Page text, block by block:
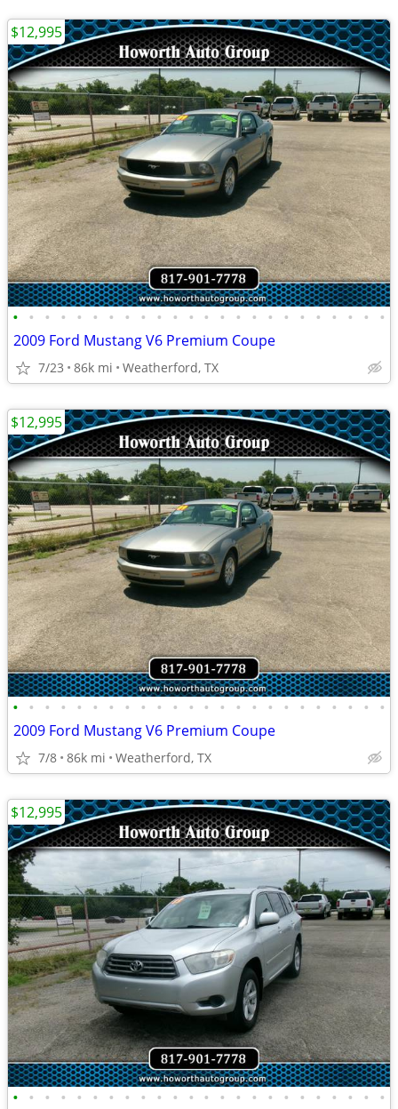
• • • • • • • • • • • • • • • • • • • • • • • •
2009 Ford Mustang V6 Premium Coupe
7/23 86k mi Weatherford, TX
$12,995
• • • • • • • • • • • • • • • • • • • • • • • •
2009 Ford Mustang V6 Premium Coupe
7/8 86k mi Weatherford, TX
$12,995
• • • • • • • • • • • • • • • • • • • • • • • •
$12,995